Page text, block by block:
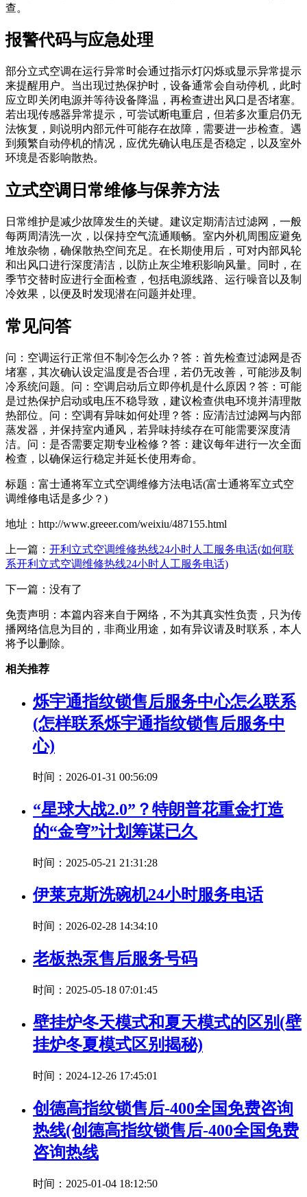
查。
报警代码与应急处理
部分立式空调在运行异常时会通过指示灯闪烁或显示异常提示
来提醒用户。当出现过热保护时，设备通常会自动停机，此时
应立即关闭电源并等待设备降温，再检查进出风口是否堵塞。
若出现传感器异常提示，可尝试断电重启，但若多次重启仍无
法恢复，则说明内部元件可能存在故障，需要进一步检查。遇
到频繁自动停机的情况，应优先确认电压是否稳定，以及室外
环境是否影响散热。
立式空调日常维修与保养方法
日常维护是减少故障发生的关键。建议定期清洁过滤网，一般
每两周清洗一次，以保持空气流通顺畅。室内外机周围应避免
堆放杂物，确保散热空间充足。在长期使用后，可对内部风轮
和出风口进行深度清洁，以防止灰尘堆积影响风量。同时，在
季节交替时应进行全面检查，包括电源线路、运行噪音以及制
冷效果，以便及时发现潜在问题并处理。
常见问答
问：空调运行正常但不制冷怎么办？答：首先检查过滤网是否
堵塞，其次确认设定温度是否合理，若仍无改善，可能涉及制
冷系统问题。问：空调启动后立即停机是什么原因？答：可能
是过热保护启动或电压不稳导致，建议检查供电环境并清理散
热部位。问：空调有异味如何处理？答：应清洁过滤网与内部
蒸发器，并保持室内通风，若异味持续存在可能需要深度清
洁。问：是否需要定期专业检修？答：建议每年进行一次全面
检查，以确保运行稳定并延长使用寿命。
标题：富士通将军立式空调维修方法电话(富士通将军立式空
调维修电话是多少？)
地址：http://www.greeer.com/weixiu/487155.html
上一篇： 开利立式空调维修热线24小时人工服务电话(如何联
系开利立式空调维修热线24小时人工服务电话)
下一篇：没有了
免责声明：本篇内容来自于网络，不为其真实性负责，只为传
播网络信息为目的，非商业用途，如有异议请及时联系，本人
将予以删除。
相关推荐
烁宇通指纹锁售后服务中心怎么联系
(怎样联系烁宇通指纹锁售后服务中
心)
时间：2026-01-31 00:56:09
“星球大战2.0”？特朗普花重金打造
的“金穹”计划筹谋已久
时间：2025-05-21 21:31:28
伊莱克斯洗碗机24小时服务电话
时间：2026-02-28 14:34:10
老板热泵售后服务号码
时间：2025-05-18 07:01:45
壁挂炉冬天模式和夏天模式的区别(壁
挂炉冬夏模式区别揭秘)
时间：2024-12-26 17:45:01
创德高指纹锁售后-400全国免费咨询
热线(创德高指纹锁售后-400全国免费
咨询热线
时间：2025-01-04 18:12:50